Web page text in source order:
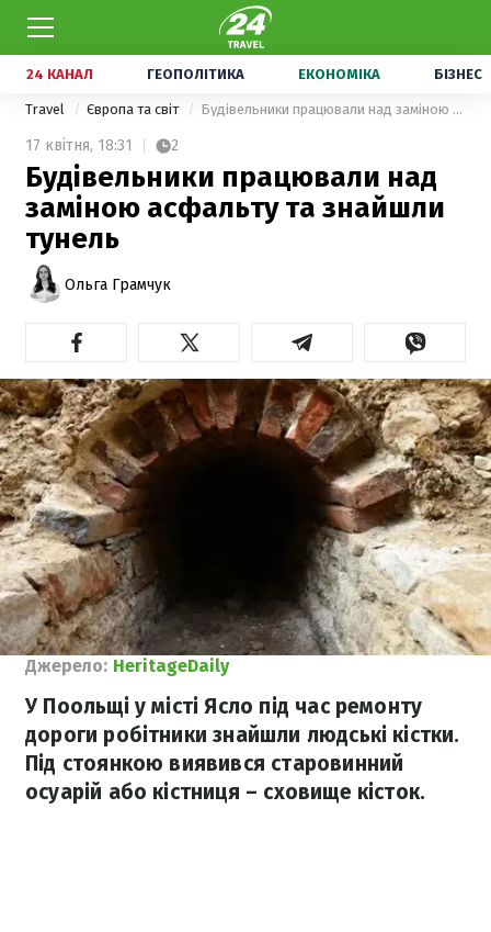
24 КАНАЛ ГЕОПОЛІТИКА ЕКОНОМІКА БІЗНЕС
Travel Європа та світ Будівельники працювали над заміною асфальту та знайшли тунель
17 квітня, 18:31 2
Будівельники працювали над
заміною асфальту та знайшли
тунель
Ольга Грамчук
Джерело: HeritageDaily
У Поольщі у місті Ясло під час ремонту
дороги робітники знайшли людські кістки.
Під стоянкою виявився старовинний
осуарій або кістниця – сховище кісток.